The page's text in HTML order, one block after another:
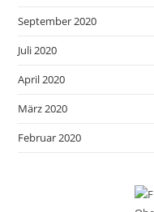
September 2020
Juli 2020
April 2020
März 2020
Februar 2020